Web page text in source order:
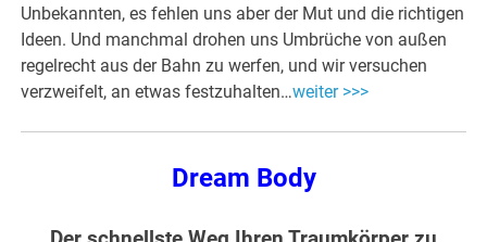
Unbekannten, es fehlen uns aber der Mut und die richtigen
Ideen. Und manchmal drohen uns Umbrüche von außen
regelrecht aus der Bahn zu werfen, und wir versuchen
verzweifelt, an etwas festzuhalten…weiter >>>
Dream Body